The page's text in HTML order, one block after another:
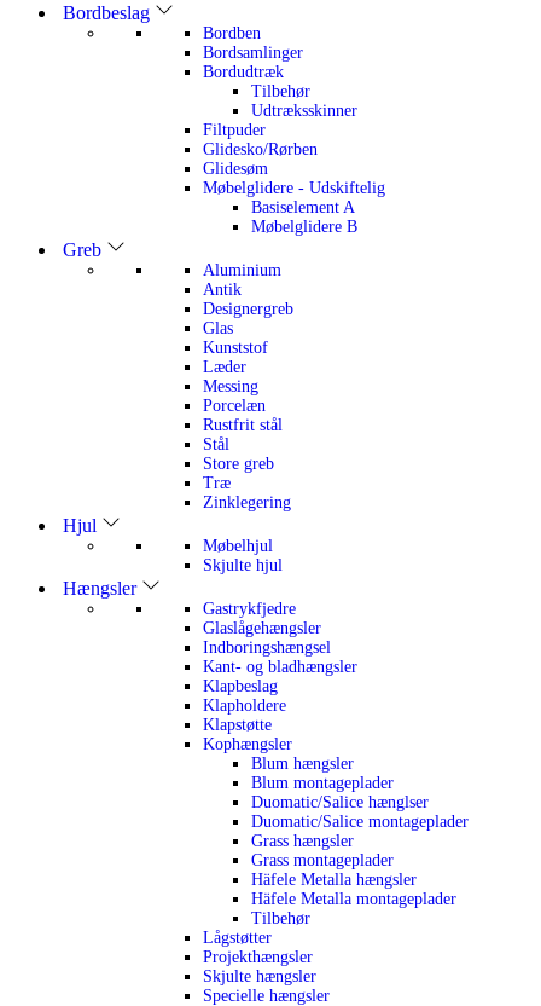
Bordbeslag
Bordben
Bordsamlinger
Bordudtræk
Tilbehør
Udtræksskinner
Filtpuder
Glidesko/Rørben
Glidesøm
Møbelglidere - Udskiftelig
Basiselement A
Møbelglidere B
Greb
Aluminium
Antik
Designergreb
Glas
Kunststof
Læder
Messing
Porcelæn
Rustfrit stål
Stål
Store greb
Træ
Zinklegering
Hjul
Møbelhjul
Skjulte hjul
Hængsler
Gastrykfjedre
Glaslågehængsler
Indboringshængsel
Kant- og bladhængsler
Klapbeslag
Klapholdere
Klapstøtte
Kophængsler
Blum hængsler
Blum montageplader
Duomatic/Salice hænglser
Duomatic/Salice montageplader
Grass hængsler
Grass montageplader
Häfele Metalla hængsler
Häfele Metalla montageplader
Tilbehør
Lågstøtter
Projekthængsler
Skjulte hængsler
Specielle hængsler